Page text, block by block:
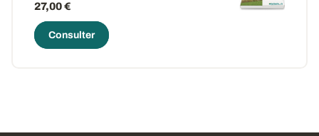
27,00 €
Consulter